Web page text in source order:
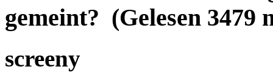
gemeint? (Gelesen 3479
screeny